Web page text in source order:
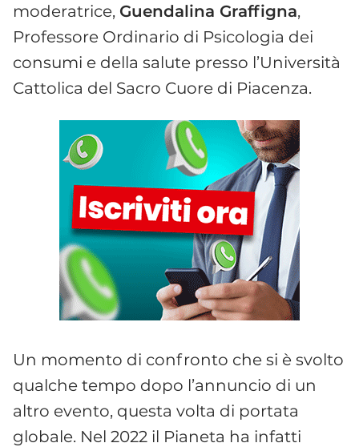
moderatrice, Guendalina Graffigna,
Professore Ordinario di Psicologia dei
consumi e della salute presso l’Università
Cattolica del Sacro Cuore di Piacenza.
Un momento di confronto che si è svolto
qualche tempo dopo l’annuncio di un
altro evento, questa volta di portata
globale. Nel 2022 il Pianeta ha infatti